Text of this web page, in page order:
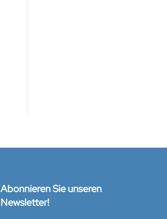
Abonnieren Sie unseren
Newsletter!